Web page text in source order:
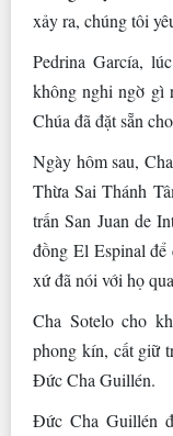
xảy ra, chúng tôi
Pedrina García,
không nghi ngờ gì
Chúa đã đặt sẵn
Ngày hôm sau,
Thừa Sai Thánh
trấn San Juan de
đồng El Espinal
xứ đã nói với họ
Cha Sotelo cho
phong kín, cất giữ
Đức Cha Guillén.
Đức Cha Guillén